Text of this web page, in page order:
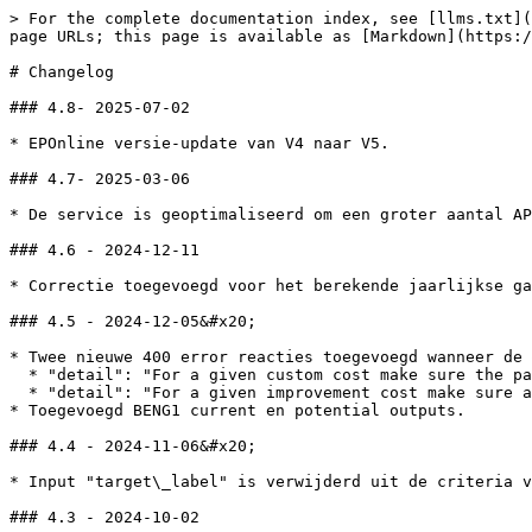
> For the complete documentation index, see [llms.txt](https://docs.altum.ai/llms.txt). Markdown versions of documentation pages are available by appending `.md` to page URLs; this page is available as [Markdown](https://docs.altum.ai/verduurzamen/verduurzaming-api/changelog.md).

# Changelog

### 4.8- 2025-07-02

* EPOnline versie-update van V4 naar V5.

### 4.7- 2025-03-06

* De service is geoptimaliseerd om een ​​groter aantal API-verzoeken beter te kunnen verwerken

### 4.6 - 2024-12-11

* Correctie toegevoegd voor het berekende jaarlijkse gasverbruik "gas\_usage", gebaseerd op statistische gemiddelden van huizen in Nederland.

### 4.5 - 2024-12-05&#x20;

* Twee nieuwe 400 error reacties toegevoegd wanneer de gebruiker niet de vereiste parameters van een custom kost of een verbeteringskost opgeeft.
  * "detail": "For a given custom cost make sure the parameter 'value' is provided." &#x20;
  * "detail": "For a given improvement cost make sure all four parameters: 'material', 'work', 'saving\_material' and 'saving\_work' are provided."&#x20;
* Toegevoegd BENG1 current en potential outputs.

### 4.4 - 2024-11-06&#x20;

* Input "target\_label" is verwijderd uit de criteria voor het toepassen van aanvullende maatregel informatie.

### 4.3 - 2024-10-02

* Toevoeging "points" output per maatregel. Deze punten worden gebruikt om de "comfortscore" te berekenen. Zie [Comfortscore](/verduurzamen/verduurzaming-api/comfort-score.md).

### 4.2 - 2024-09-16

* EPOnline versie-update van V3 naar V4.

### 4.1 - 2024-8-23

* De berekening van de huidige maatregelen bijgewerkt om aanvullende maatregelen informatie op te nemen voor een betere nauwkeurigheid, als er geen maatregel input van de gebruiker is.

### 3.25 - 2024-8-16

* Wijzigingen in de input "exclude\_measure". Waarden \[1001, 1002, 2001, 2002] zijn nu beschikbaar, waarde \[8009] is verwijderd.

### 3.24 - 2024-7-31

* Gebruikerswaarde voor invoer zonnepanelen wordt nu correct meegenomen in de berekening van de resultaten per maatregelen
* De berekening van de opgewekte elektriciteit van pv-panelen in de resultaten per maatregelen is aangepast
* Een bug in de berekening van de gaskosten is opgelost&#x20;
* HRe/WKK-ketel is verwijderd als optie voor installatiemaatregel

### 3.23 - 2024-06-21

* De aangepaste waarde voor gasverbruik geldt nu ook voor de output "ResultaatPerMaatregel" in het geval van een hybride warmtepomp.

### 3.22 - 2024-6-18

* Bug opgelost bij het verwerken van aangepaste invoer WP -zonnepanelen die onjuiste resultaten veroorzaken.
* Berekeningsfactor aangepast van de energieoutput van zonnepanelen op BENG2. Verlaagd van 4.756 naar 4.21 om de lokale zonnepanalen input per m2 beter te laten aansluiten.

### 3.21 - 2024-6-14

* Bug opgelost waarbij correctie voor gasverbruik op basis van geleverde waarde niet werd toegepast in het geval van een hybride warmtepomp.

### 3.20 - 2024-04-19

* Nieuwe optionele parameter "replace\_windowframes" - gebruikt om extra verbeteringskosten per glasgerelateerde codes 50002, 50003, 50103, 50203 toe te voegen bij het vervangen van glas en raamkozijnen. De kosten kunt u zien in de PDF bij [kostentabel](https://docs.altum.ai/